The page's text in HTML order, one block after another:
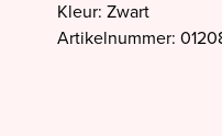
Kleur: Zwart
Artikelnummer: